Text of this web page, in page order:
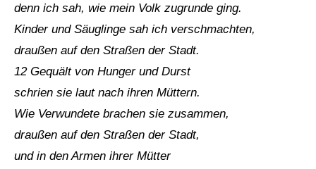
denn ich sah, wie mein Volk zugrunde ging.
Kinder und Säuglinge sah ich verschmachten,
draußen auf den Straßen der Stadt.
12 Gequält von Hunger und Durst
schrien sie laut nach ihren Müttern.
Wie Verwundete brachen sie zusammen,
draußen auf den Straßen der Stadt,
und in den Armen ihrer Mütter